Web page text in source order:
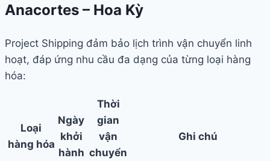
Anacortes – Hoa Kỳ
Project Shipping đảm bảo lịch trình vận chuyển linh
hoạt, đáp ứng nhu cầu đa dạng của từng loại hàng
hóa:
Loại
hàng hóa
Ngày
khởi
hành
Thời
gian
vận
chuyển
Ghi chú